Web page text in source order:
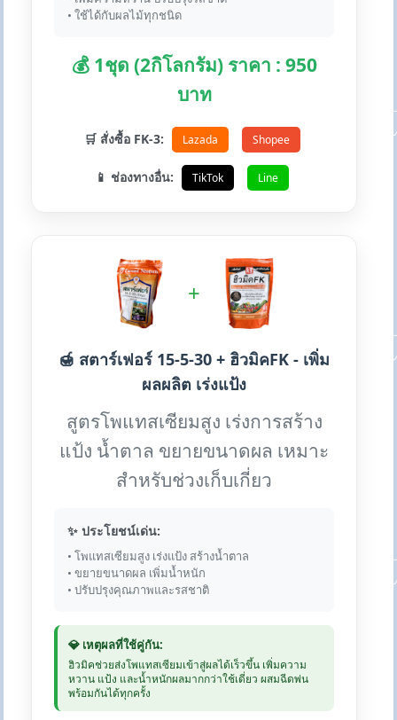
• ใช้ได้กับผลไม้ทุกชนิด
💰 1ชุด (2กิโลกรัม) ราคา : 950
บาท
🛒 สั่งซื้อ FK-3: Lazada Shopee
📱 ช่องทางอื่น: TikTok Line
+
🍯 สตาร์เฟอร์ 15-5-30 + ฮิวมิคFK - เพิ่ม
ผลผลิต เร่งแป้ง
สูตรโพแทสเซียมสูง เร่งการสร้าง
แป้ง น้ำตาล ขยายขนาดผล เหมาะ
สำหรับช่วงเก็บเกี่ยว
✨ ประโยชน์เด่น:
• โพแทสเซียมสูง เร่งแป้ง สร้างน้ำตาล
• ขยายขนาดผล เพิ่มน้ำหนัก
• ปรับปรุงคุณภาพและรสชาติ
💎 เหตุผลที่ใช้คู่กัน:
ฮิวมิคช่วยส่งโพแทสเซียมเข้าสู่ผลได้เร็วขึ้น เพิ่มความ
หวาน แป้ง และน้ำหนักผลมากกว่าใช้เดี่ยว ผสมฉีดพ่น
พร้อมกันได้ทุกครั้ง